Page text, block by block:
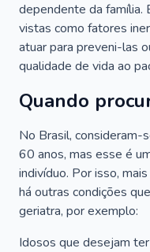
dependente da família.
vistas como fatores
atuar para preveni-las
qualidade de vida ao
Quando
No Brasil, consideram-
60 anos, mas esse é
indivíduo. Por isso,
há outras condições
geriatra, por exemplo:
Idosos que desejam